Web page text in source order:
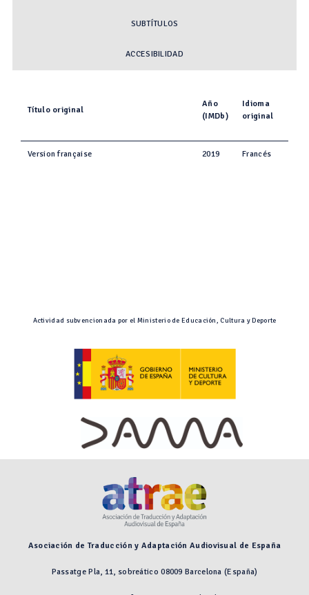
SUBTÍTULOS
ACCESIBILIDAD
Título original
Año
(IMDb)
Idioma
original
Version française 2019 Francés
Actividad subvencionada por el Ministerio de Educación, Cultura y Deporte
Asociación de Traducción y Adaptación Audiovisual de España
Passatge Pla, 11, sobreático 08009 Barcelona (España)